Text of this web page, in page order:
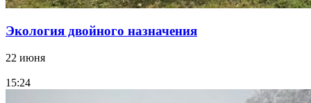
Экология двойного назначения
22 июня
15:24